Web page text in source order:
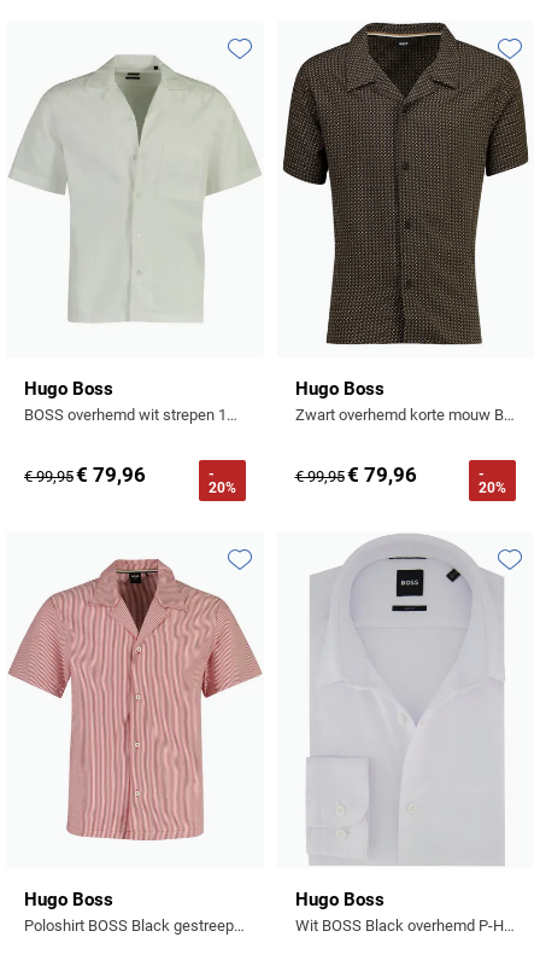
Hugo Boss
BOSS overhemd wit strepen 100% katoen
€ 99,95€ 79,96
-
20%
Toevoegen aan favorieten
Hugo Boss
Zwart overhemd korte mouw BOSS Beach Black reverskraag
€ 99,95€ 79,96
-
20%
Hugo Boss
Poloshirt BOSS Black gestreept rood normale fit
Toevoegen aan favorieten
Hugo Boss
Wit BOSS Black overhemd P-Hank jersey slim fit zakelijk